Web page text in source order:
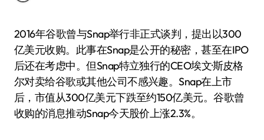
2016年谷歌曾与Snap举行非正式谈判，提出以300
亿美元收购。此事在Snap是公开的秘密，甚至在IPO
后还在考虑中。但Snap特立独行的CEO埃文·斯皮格
尔对卖给谷歌或其他公司不感兴趣。Snap在上市
后，市值从300亿美元下跌至约150亿美元。谷歌曾
收购的消息推动Snap今天股价上涨2.3%。